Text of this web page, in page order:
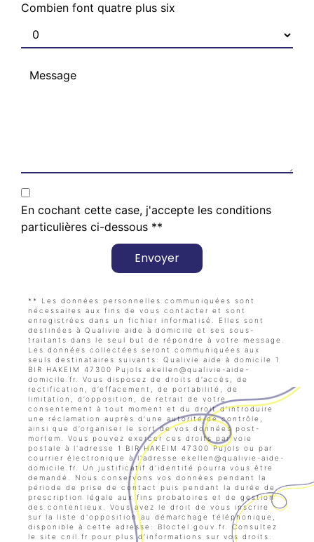
Combien font quatre plus six
En cochant cette case, j'accepte les conditions
particulières ci-dessous **
Envoyer
** Les données personnelles communiquées sont
nécessaires aux fins de vous contacter et sont
enregistrées dans un fichier informatisé. Elles sont
destinées à Qualivie aide à domicile et ses sous-
traitants dans le seul but de répondre à votre message.
Les données collectées seront communiquées aux
seuls destinataires suivants: Qualivie aide à domicile 1
BIR HAKEIM 47300 Pujols ekellen@qualivie-aide-
domicile.fr. Vous disposez de droits d’accès, de
rectification, d’effacement, de portabilité, de
limitation, d’opposition, de retrait de votre
consentement à tout moment et du droit d’introduire
une réclamation auprès d’une autorité de contrôle,
ainsi que d’organiser le sort de vos données post-
mortem. Vous pouvez exercer ces droits par voie
postale à l'adresse 1 BIR HAKEIM 47300 Pujols ou par
courrier électronique à l'adresse ekellen@qualivie-aide-
domicile.fr. Un justificatif d'identité pourra vous être
demandé. Nous conservons vos données pendant la
période de prise de contact puis pendant la durée de
prescription légale aux fins probatoires et de gestion
des contentieux. Vous avez le droit de vous inscrire
sur la liste d'opposition au démarchage téléphonique,
disponible à cette adresse: Bloctel.gouv.fr . Consultez
le site cnil.fr pour plus d’informations sur vos droits.